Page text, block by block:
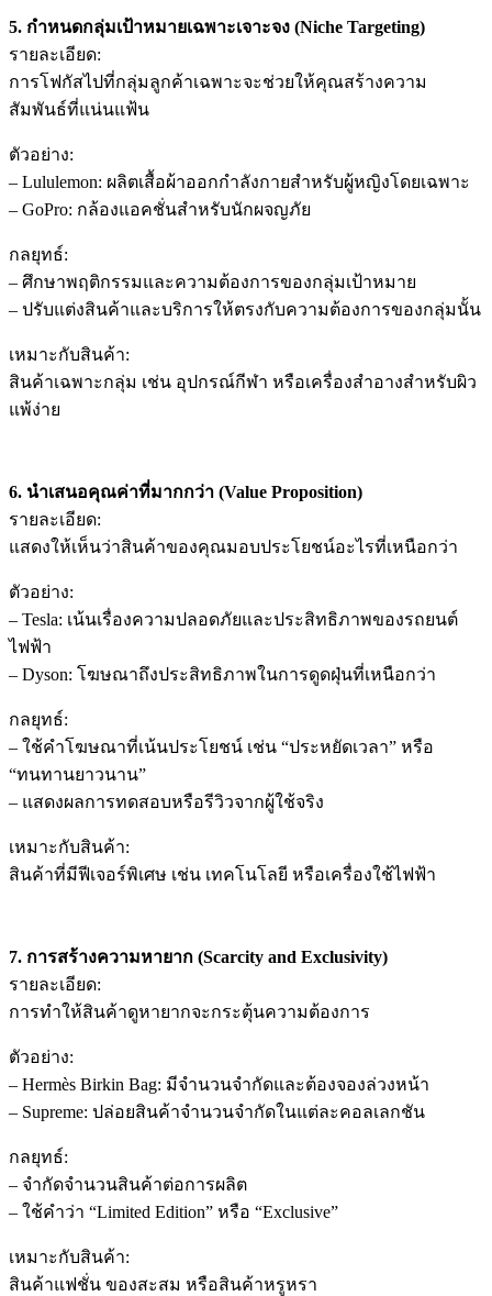
5. กำหนดกลุ่มเป้าหมายเฉพาะเจาะจง (Niche Targeting)
รายละเอียด:
การโฟกัสไปที่กลุ่มลูกค้าเฉพาะจะช่วยให้คุณสร้างความ
สัมพันธ์ที่แน่นแฟ้น
ตัวอย่าง:
– Lululemon: ผลิตเสื้อผ้าออกกำลังกายสำหรับผู้หญิงโดยเฉพาะ
– GoPro: กล้องแอคชั่นสำหรับนักผจญภัย
กลยุทธ์:
– ศึกษาพฤติกรรมและความต้องการของกลุ่มเป้าหมาย
– ปรับแต่งสินค้าและบริการให้ตรงกับความต้องการของกลุ่มนั้น
เหมาะกับสินค้า:
สินค้าเฉพาะกลุ่ม เช่น อุปกรณ์กีฬา หรือเครื่องสำอางสำหรับผิว
แพ้ง่าย
6. นำเสนอคุณค่าที่มากกว่า (Value Proposition)
รายละเอียด:
แสดงให้เห็นว่าสินค้าของคุณมอบประโยชน์อะไรที่เหนือกว่า
ตัวอย่าง:
– Tesla: เน้นเรื่องความปลอดภัยและประสิทธิภาพของรถยนต์
ไฟฟ้า
– Dyson: โฆษณาถึงประสิทธิภาพในการดูดฝุ่นที่เหนือกว่า
กลยุทธ์:
– ใช้คำโฆษณาที่เน้นประโยชน์ เช่น “ประหยัดเวลา” หรือ
“ทนทานยาวนาน”
– แสดงผลการทดสอบหรือรีวิวจากผู้ใช้จริง
เหมาะกับสินค้า:
สินค้าที่มีฟีเจอร์พิเศษ เช่น เทคโนโลยี หรือเครื่องใช้ไฟฟ้า
7. การสร้างความหายาก (Scarcity and Exclusivity)
รายละเอียด:
การทำให้สินค้าดูหายากจะกระตุ้นความต้องการ
ตัวอย่าง:
– Hermès Birkin Bag: มีจำนวนจำกัดและต้องจองล่วงหน้า
– Supreme: ปล่อยสินค้าจำนวนจำกัดในแต่ละคอลเลกชัน
กลยุทธ์:
– จำกัดจำนวนสินค้าต่อการผลิต
– ใช้คำว่า “Limited Edition” หรือ “Exclusive”
เหมาะกับสินค้า:
สินค้าแฟชั่น ของสะสม หรือสินค้าหรูหรา